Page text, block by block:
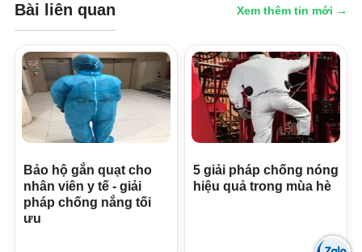
Bài liên quan Xem thêm tin mới →
Bảo hộ gắn quạt cho
nhân viên y tế - giải
pháp chống nắng tối
ưu
5 giải pháp chống nóng
hiệu quả trong mùa hè